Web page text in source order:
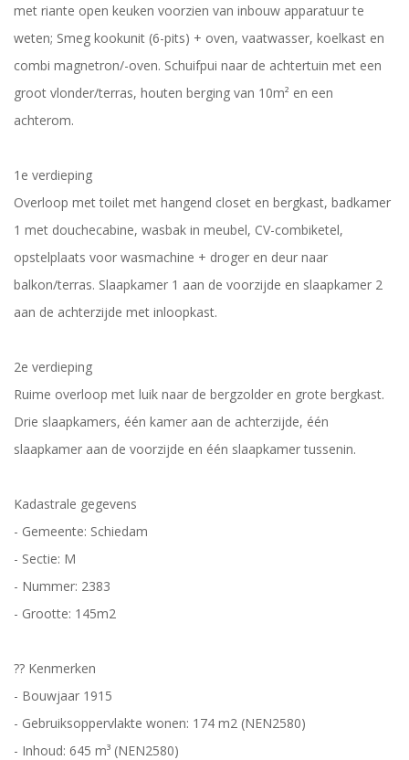
met riante open keuken voorzien van inbouw apparatuur te
weten; Smeg kookunit (6-pits) + oven, vaatwasser, koelkast en
combi magnetron/-oven. Schuifpui naar de achtertuin met een
groot vlonder/terras, houten berging van 10m² en een
achterom.
1e verdieping
Overloop met toilet met hangend closet en bergkast, badkamer
1 met douchecabine, wasbak in meubel, CV-combiketel,
opstelplaats voor wasmachine + droger en deur naar
balkon/terras. Slaapkamer 1 aan de voorzijde en slaapkamer 2
aan de achterzijde met inloopkast.
2e verdieping
Ruime overloop met luik naar de bergzolder en grote bergkast.
Drie slaapkamers, één kamer aan de achterzijde, één
slaapkamer aan de voorzijde en één slaapkamer tussenin.
Kadastrale gegevens
- Gemeente: Schiedam
- Sectie: M
- Nummer: 2383
- Grootte: 145m2
?? Kenmerken
- Bouwjaar 1915
- Gebruiksoppervlakte wonen: 174 m2 (NEN2580)
- Inhoud: 645 m³ (NEN2580)